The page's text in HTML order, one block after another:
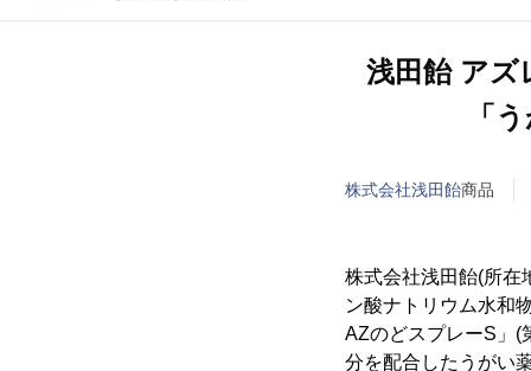
浅田飴 アズ
「
株式会社浅田飴商品
株式会社浅田飴(所在
ン酸ナトリウム水和
AZのどスプレーS」(
分を配合したうがい